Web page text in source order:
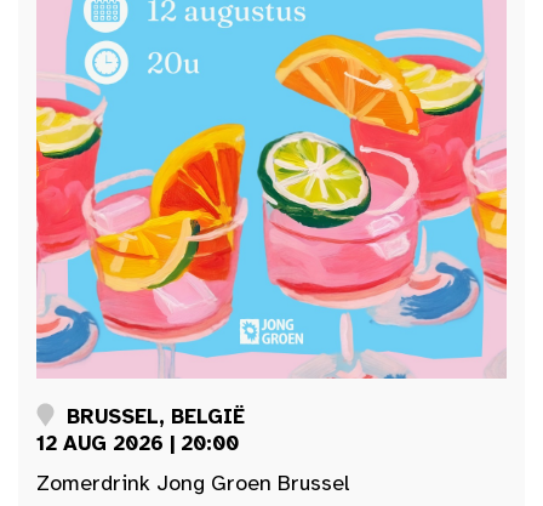
BRUSSEL, BELGIË
12 AUG 2026 | 20:00
Zomerdrink Jong Groen Brussel